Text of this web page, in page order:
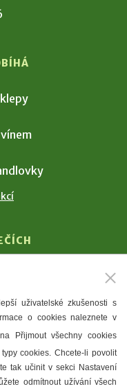
galerie
uživatelské zkušenosti s
o cookies naleznete v
Přijmout všechny cookies
cookies. Chcete-li povolit
tak učinit v sekci Nastavení
odmítnout užívání všech